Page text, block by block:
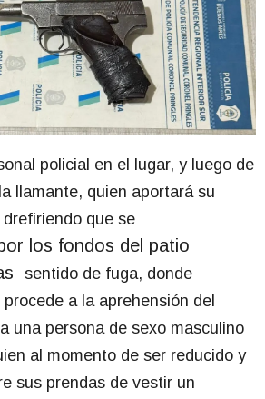
policial en el lugar, y luego de
llamante, quien aportará su
que se
los fondos del patio
sentido de fuga, donde
a la aprehensión del
una persona de sexo masculino
al momento de ser reducido y
sus prendas de vestir un